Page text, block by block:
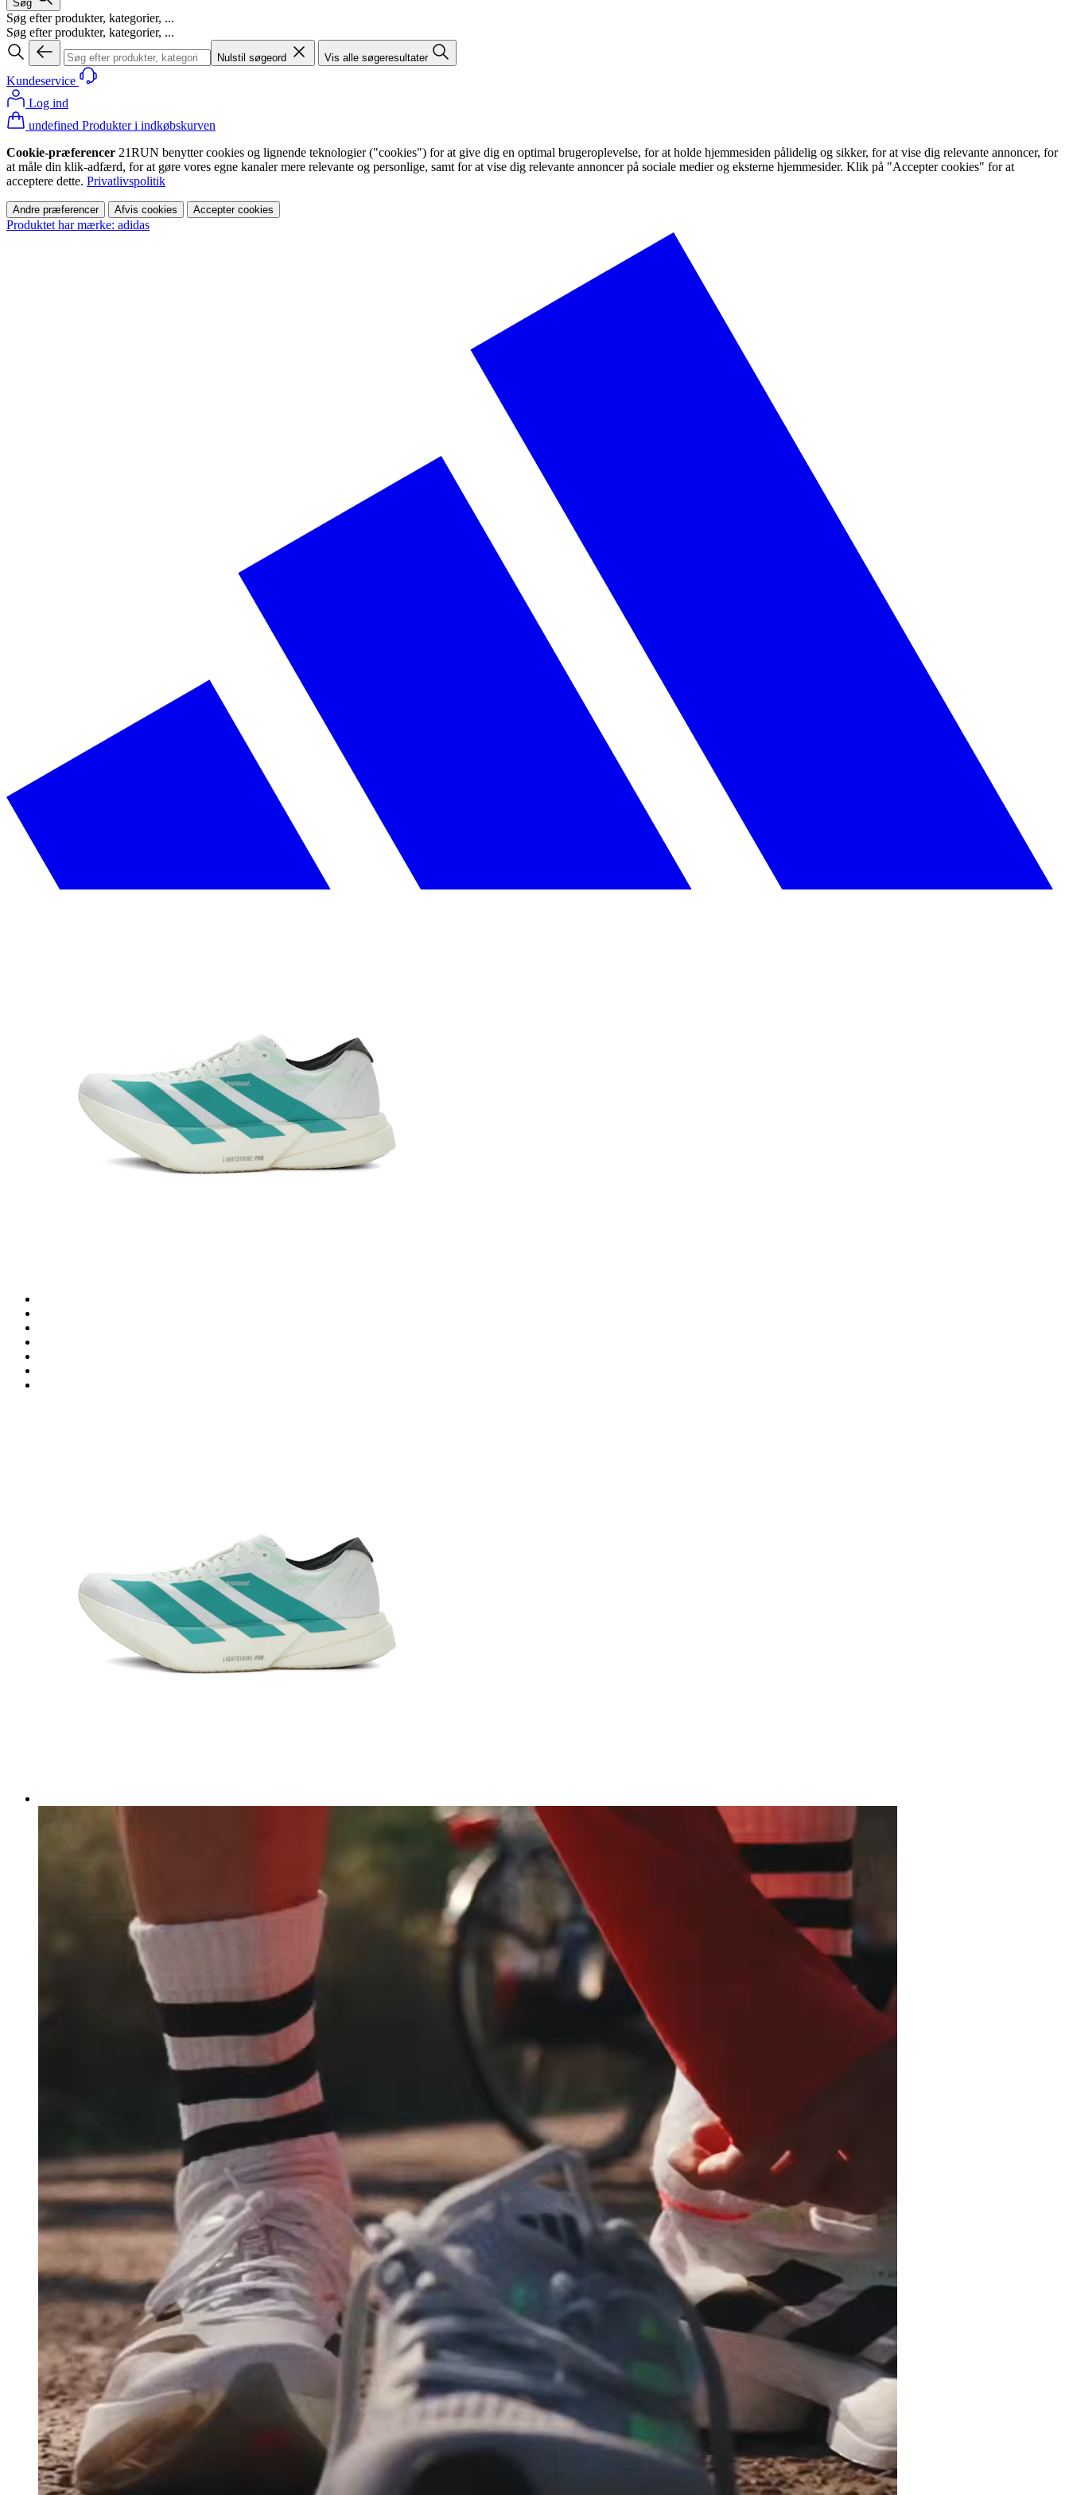
Søg
Søg efter produkter, kategorier, ...
Søg efter produkter, kategorier, ...
Nulstil søgeord Vis alle søgeresultater
Kundeservice
Log ind
undefined Produkter i indkøbskurven
Cookie-præferencer 21RUN benytter cookies og lignende teknologier ("cookies") for at give dig en optimal brugeroplevelse, for at holde hjemmesiden pålidelig og sikker, for at vise dig relevante annoncer, for
at måle din klik-adfærd, for at gøre vores egne kanaler mere relevante og personlige, samt for at vise dig relevante annoncer på sociale medier og eksterne hjemmesider. Klik på "Accepter cookies" for at
acceptere dette. Privatlivspolitik
Andre præferencer Afvis cookies Accepter cookies
Produktet har mærke: adidas